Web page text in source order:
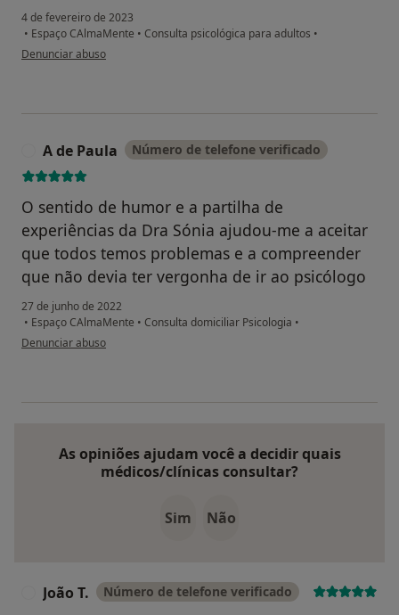
4 de fevereiro de 2023
• Espaço CAlmaMente • Consulta psicológica para adultos •
na opinião do utilizador Marta B.
Denunciar abuso
A de Paula Número de telefone verificado
O sentido de humor e a partilha de
experiências da Dra Sónia ajudou-me a aceitar
que todos temos problemas e a compreender
que não devia ter vergonha de ir ao psicólogo
27 de junho de 2022
• Espaço CAlmaMente • Consulta domiciliar Psicologia •
na opinião do utilizador A de Paula
Denunciar abuso
As opiniões ajudam você a decidir quais
médicos/clínicas consultar?
Sim Não
João T. Número de telefone verificado